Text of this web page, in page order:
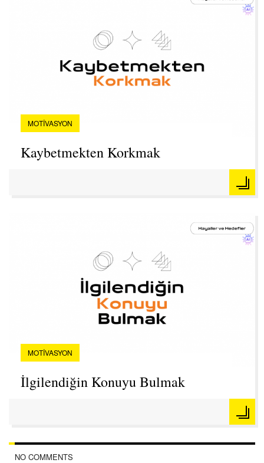
MOTIVASYON
Kaybetmekten Korkmak
MOTIVASYON
İlgilendiğin Konuyu Bulmak
NO COMMENTS